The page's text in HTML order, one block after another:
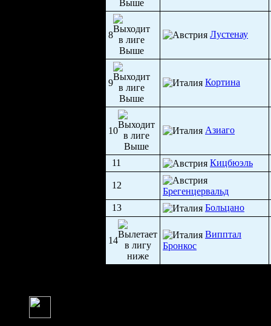
8 Лустенау
9 Кортина
10 Азиаго
11 Кицбюэль
12
Брегенцервальд
13
Больцано
14
Випптал
Бронкос